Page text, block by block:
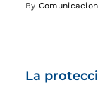
By
La